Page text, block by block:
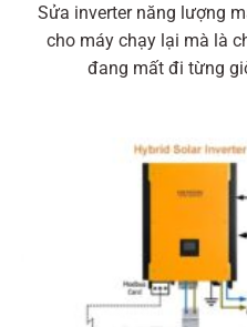
Sửa inverter năng lượng
cho máy chạy lại mà là
đang mất đi từng